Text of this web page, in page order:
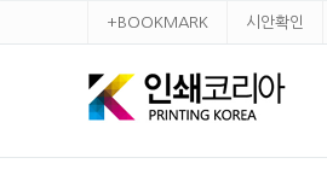
+BOOKMARK 시안확인